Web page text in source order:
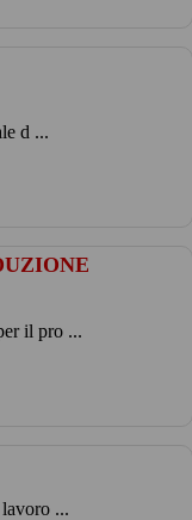
d ...
il pro ...
...